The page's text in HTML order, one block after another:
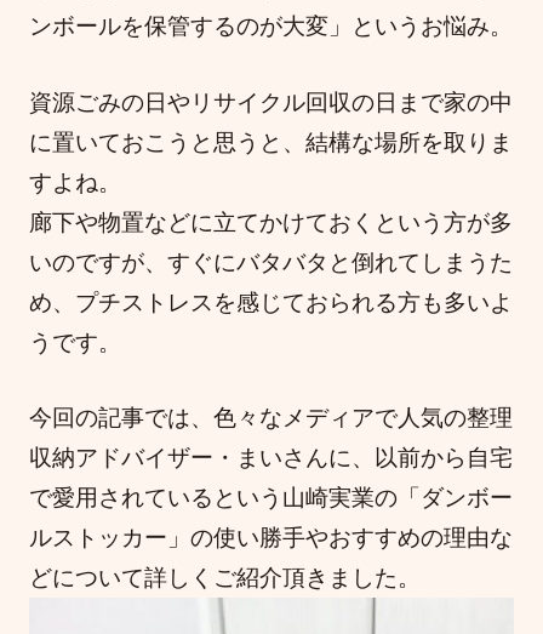
ンボールを保管するのが大変」というお悩み。
資源ごみの日やリサイクル回収の日まで家の中
に置いておこうと思うと、結構な場所を取りま
すよね。
廊下や物置などに立てかけておくという方が多
いのですが、すぐにバタバタと倒れてしまうた
め、プチストレスを感じておられる方も多いよ
うです。
今回の記事では、色々なメディアで人気の整理
収納アドバイザー・まいさんに、以前から自宅
で愛用されているという山崎実業の「ダンボー
ルストッカー」の使い勝手やおすすめの理由な
どについて詳しくご紹介頂きました。